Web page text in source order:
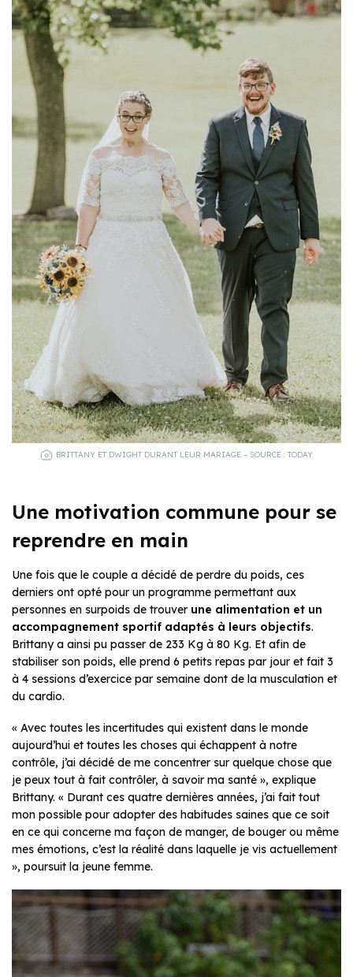
BRITTANY ET DWIGHT DURANT LEUR MARIAGE – SOURCE : TODAY
Une motivation commune pour se
reprendre en main
Une fois que le couple a décidé de perdre du poids, ces
derniers ont opté pour un programme permettant aux
personnes en surpoids de trouver une alimentation et un
accompagnement sportif adaptés à leurs objectifs.
Brittany a ainsi pu passer de 233 Kg à 80 Kg. Et afin de
stabiliser son poids, elle prend 6 petits repas par jour et fait 3
à 4 sessions d’exercice par semaine dont de la musculation et
du cardio.
« Avec toutes les incertitudes qui existent dans le monde
aujourd’hui et toutes les choses qui échappent à notre
contrôle, j’ai décidé de me concentrer sur quelque chose que
je peux tout à fait contrôler, à savoir ma santé », explique
Brittany. « Durant ces quatre dernières années, j’ai fait tout
mon possible pour adopter des habitudes saines que ce soit
en ce qui concerne ma façon de manger, de bouger ou même
mes émotions, c’est la réalité dans laquelle je vis actuellement
», poursuit la jeune femme.